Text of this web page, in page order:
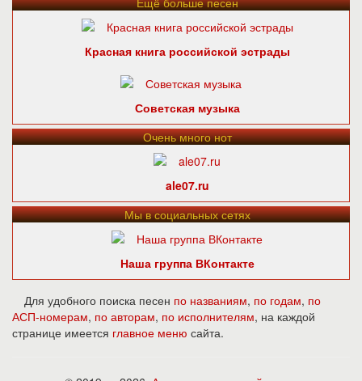
Красная книга российской эстрады
Советская музыка
Очень много нот
ale07.ru
Мы в социальных сетях
Наша группа ВКонтакте
Для удобного поиска песен по названиям, по годам, по
АСП-номерам, по авторам, по исполнителям, на каждой
странице имеется главное меню сайта.